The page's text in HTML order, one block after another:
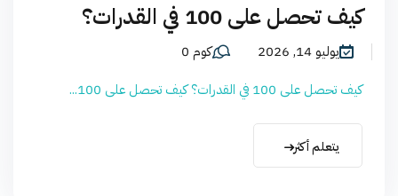
كيف تحصل على 100 في القدرات؟
يوليو 14, 2026
كوم 0
كيف تحصل على 100 في القدرات؟ كيف تحصل على 100...
يتعلم أكثر